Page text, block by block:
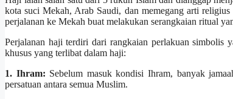
kota suci Mekah, Arab Saudi, dan memegang arti
perjalanan ke Mekah buat melakukan serangkaian ritual
Perjalanan haji terdiri dari rangkaian perlakuan simbolis
khusus yang terlibat dalam haji:
1. Ihram: Sebelum masuk kondisi Ihram, banyak
persatuan antara semua Muslim.